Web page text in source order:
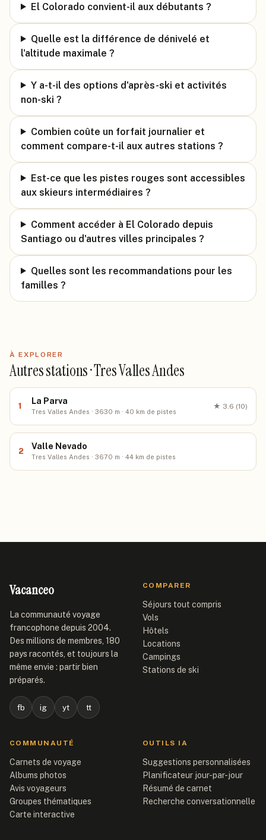
El Colorado convient-il aux débutants ?
Quelle est la différence de dénivelé et
l'altitude maximale ?
Y a-t-il des options d'après-ski et activités
non-ski ?
Combien coûte un forfait journalier et
comment compare-t-il aux autres stations ?
Est-ce que les pistes rouges sont accessibles
aux skieurs intermédiaires ?
Comment accéder à El Colorado depuis
Santiago ou d'autres villes principales ?
Quelles sont les recommandations pour les
familles ?
À EXPLORER
Autres stations · Tres Valles Andes
1
La Parva
Tres Valles Andes · 3630 m · 40 km de pistes
★ 3.6 (10)
2
Valle Nevado
Tres Valles Andes · 3670 m · 44 km de pistes
Vacanceo
La communauté voyage
francophone depuis 2004.
Des millions de membres, 180
pays racontés, et toujours la
même envie : partir bien
préparés.
fb ig yt tt
COMPARER
Séjours tout compris
Vols
Hôtels
Locations
Campings
Stations de ski
COMMUNAUTÉ
Carnets de voyage
Albums photos
Avis voyageurs
Groupes thématiques
Carte interactive
OUTILS IA
Suggestions personnalisées
Planificateur jour-par-jour
Résumé de carnet
Recherche conversationnelle